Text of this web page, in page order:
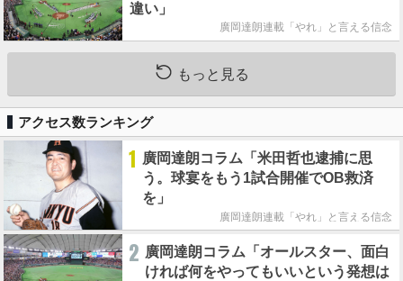
違い」
廣岡達朗連載「やれ」と言える信念
もっと見る
アクセス数ランキング
1 廣岡達朗コラム「米田哲也逮捕に思
う。球宴をもう1試合開催でOB救済
を」
廣岡達朗連載「やれ」と言える信念
2 廣岡達朗コラム「オールスター、面白
ければ何をやってもいいという発想は